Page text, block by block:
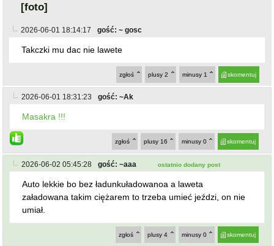
[foto]
2026-06-01 18:14:17 gość: ~ gosc
Takczki mu dac nie lawete
skomentuj
minusy 1
plusy 2
zgłoś
2026-06-01 18:31:23 gość: ~Ak
Masakra !!!
skomentuj
minusy 0
plusy 16
zgłoś
2026-06-02 05:45:28 gość: ~aaa ostatnio dodany post
Auto lekkie bo bez ładunkuładowanoa a laweta
załadowana takim ciężarem to trzeba umieć jeździ, on nie
umiał.
skomentuj
minusy 0
plusy 4
zgłoś